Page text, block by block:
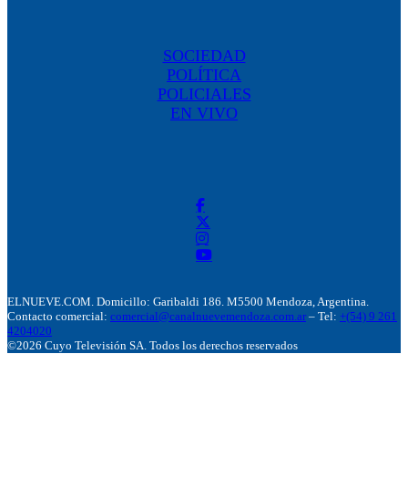
SOCIEDAD
POLÍTICA
POLICIALES
EN VIVO
ELNUEVE.COM. Domicillo: Garibaldi 186. M5500 Mendoza, Argentina.
Contacto comercial: comercial@canalnuevemendoza.com.ar – Tel: +(54) 9 261
4204020
©2026 Cuyo Televisión SA. Todos los derechos reservados